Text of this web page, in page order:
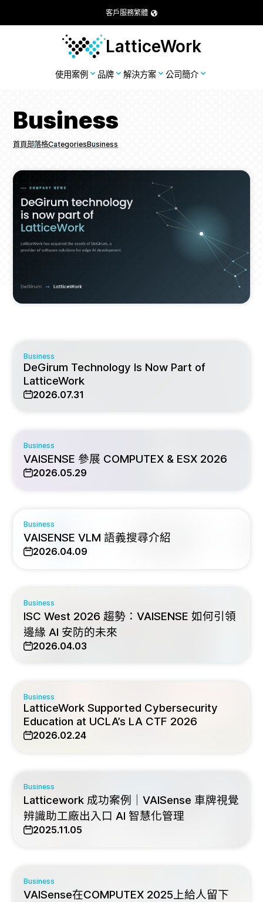
客戶服務繁體
LatticeWork
使用案例 品牌 解決方案 公司簡介
Business
Breadcrumbs
首頁部落格CategoriesBusiness
Business
DeGirum Technology Is Now Part of
LatticeWork
2026.07.31
Business
VAISENSE 參展 COMPUTEX & ESX 2026
2026.05.29
Business
VAISENSE VLM 語義搜尋介紹
2026.04.09
Business
ISC West 2026 趨勢：VAISENSE 如何引領
邊緣 AI 安防的未來
2026.04.03
Business
LatticeWork Supported Cybersecurity
Education at UCLA’s LA CTF 2026
2026.02.24
Business
Latticework 成功案例｜VAISense 車牌視覺
辨識助工廠出入口 AI 智慧化管理
2025.11.05
Business
VAISense在COMPUTEX 2025上給人留下